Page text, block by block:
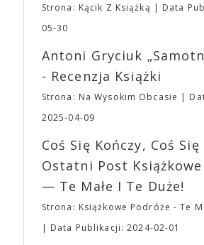
bohaterem własnej historii. W pełni
jednego z najbardziej interesujących
(„Joker”, „Ona”) w swojej
roli. Twórca kultowych
„Midsommar. W biały dzień”
osobisty film, który pozwolił mu w
się z widzami swoimi lękami, wizją
„Bo się boi” w kinach od 21
zakupione na terenie imprezy. Ten
dotyczył jedynie tych, którzy z
Wystawców i Obsługi. Na terenie
Waszych ulubionych Wystawców
napoje oraz drobne przekąski a
planujemy Strefę FoodTrucków.
fantastycznego czasu oczekiwania
EXPO XXI!
Strona: Kącik Z Książką
Data
05-30
Antoni Gryciuk
- Recenzja Książki
Strona: Na Wysokim Obcasie
2025-04-09
Coś Się Kończy, Coś Się
Ostatni Post
— Te Małe I Te Duże!
Strona: Książkowe Podróże - Te
Data Publikacji: 2024-02-01